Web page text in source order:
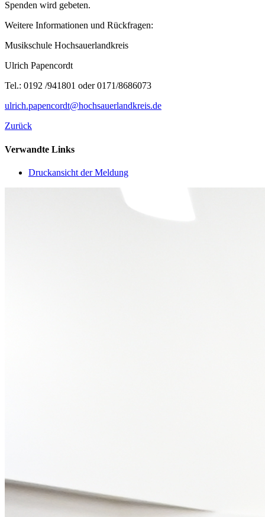
Spenden wird gebeten.
Weitere Informationen und Rückfragen:
Musikschule Hochsauerlandkreis
Ulrich Papencordt
Tel.: 0192 /941801 oder 0171/8686073
ulrich.papencordt@hochsauerlandkreis.de
Zurück
Verwandte Links
Druckansicht der Meldung